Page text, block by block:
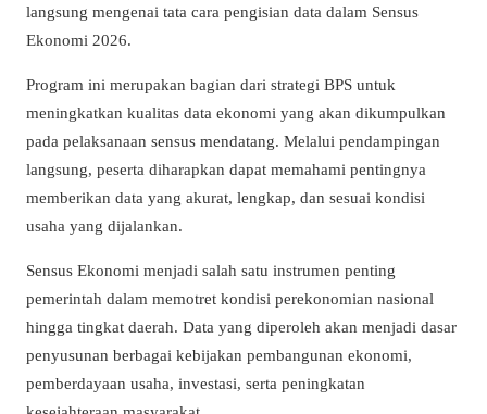
langsung mengenai tata cara pengisian data dalam Sensus
Ekonomi 2026.
Program ini merupakan bagian dari strategi BPS untuk
meningkatkan kualitas data ekonomi yang akan dikumpulkan
pada pelaksanaan sensus mendatang. Melalui pendampingan
langsung, peserta diharapkan dapat memahami pentingnya
memberikan data yang akurat, lengkap, dan sesuai kondisi
usaha yang dijalankan.
Sensus Ekonomi menjadi salah satu instrumen penting
pemerintah dalam memotret kondisi perekonomian nasional
hingga tingkat daerah. Data yang diperoleh akan menjadi dasar
penyusunan berbagai kebijakan pembangunan ekonomi,
pemberdayaan usaha, investasi, serta peningkatan